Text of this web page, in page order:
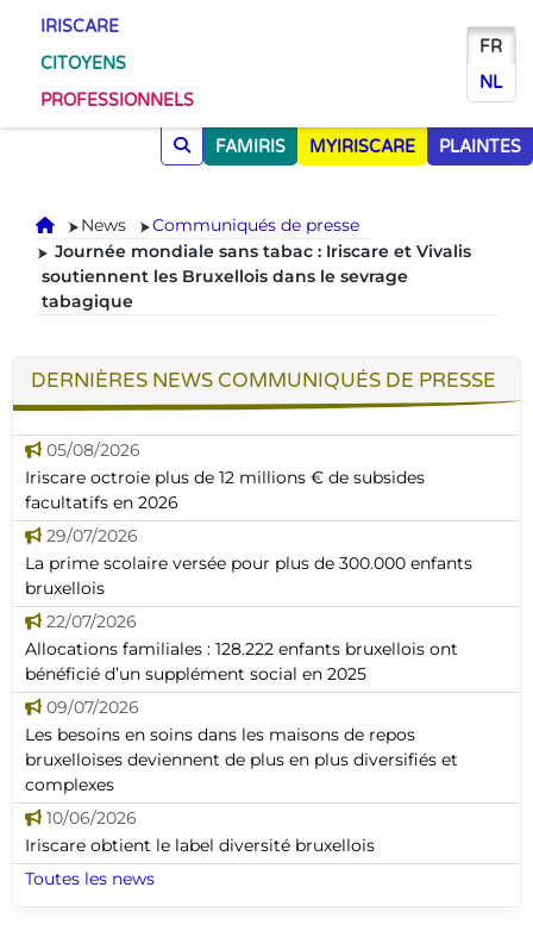
IRISCARE
CITOYENS
PROFESSIONNELS
FR
NL
FAMIRIS MYIRISCARE PLAINTES
Accueil
News
Communiqués de presse
Journée mondiale sans tabac : Iriscare et Vivalis
soutiennent les Bruxellois dans le sevrage
tabagique
DERNIÈRES NEWS COMMUNIQUÉS DE PRESSE
05/08/2026
Iriscare octroie plus de 12 millions € de subsides
facultatifs en 2026
29/07/2026
La prime scolaire versée pour plus de 300.000 enfants
bruxellois
22/07/2026
Allocations familiales : 128.222 enfants bruxellois ont
bénéficié d’un supplément social en 2025
09/07/2026
Les besoins en soins dans les maisons de repos
bruxelloises deviennent de plus en plus diversifiés et
complexes
10/06/2026
Iriscare obtient le label diversité bruxellois
Toutes les news